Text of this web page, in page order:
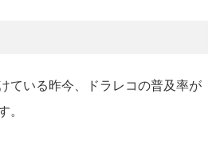
ている昨今、ドラレコの普及率が
。